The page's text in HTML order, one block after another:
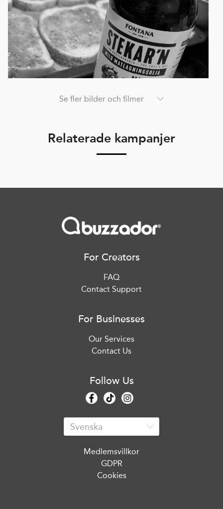
Se fler bilder och filmer
Relaterade kampanjer
For Creators
FAQ
Contact Support
For Businesses
Our Services
Contact Us
Follow Us
Medlemsvillkor
GDPR
Cookies